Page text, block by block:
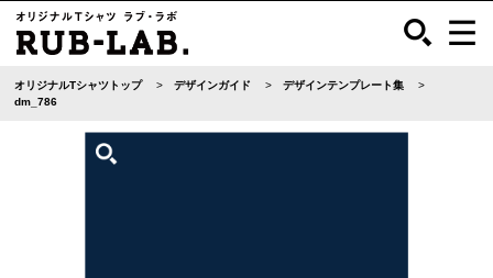
オリジナルTシャツトップ デザインガイド
デザインテンプレート集
dm_786